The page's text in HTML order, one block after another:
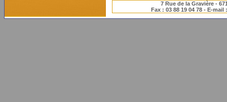
7 Rue de la Gravière -
Fax : 03 88 19 04 78 - E-mail